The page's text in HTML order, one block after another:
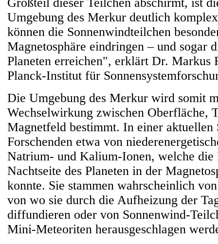
Umgebung des Merkur deutlich
können die Sonnenwindteilchen
Magnetosphäre eindringen – und sogar
Planeten erreichen", erklärt Dr. Markus
Planck-Institut für
Die Umgebung des Merkur wird somit
Wechselwirkung zwischen Oberfläche,
Magnetfeld bestimmt. In einer aktuellen
Forschenden etwa von
Natrium- und Kalium-Ionen, welche die
Nachtseite des Planeten in der
konnte. Sie stammen wahrscheinlich
von wo sie durch die Aufheizung der
diffundieren oder von Sonnenwind-
Mini-Meteoriten herausgeschlagen